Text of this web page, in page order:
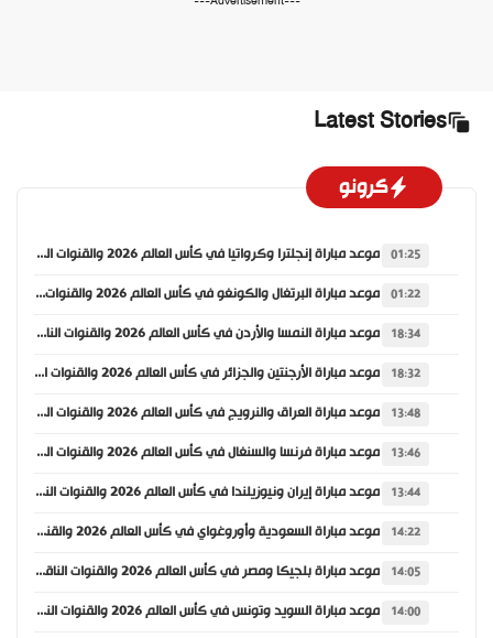
Latest Stories
كرونو
01:25 موعد مباراة إنجلترا وكرواتيا في كأس العالم 2026 والقنوات الناقلة
01:22 موعد مباراة البرتغال والكونغو في كأس العالم 2026 والقنوات الناقلة
18:34 موعد مباراة النمسا والأردن في كأس العالم 2026 والقنوات الناقلة
18:32 موعد مباراة الأرجنتين والجزائر في كأس العالم 2026 والقنوات الناقلة
13:48 موعد مباراة العراق والنرويج في كأس العالم 2026 والقنوات الناقلة
13:46 موعد مباراة فرنسا والسنغال في كأس العالم 2026 والقنوات الناقلة
13:44 موعد مباراة إيران ونيوزيلندا في كأس العالم 2026 والقنوات الناقلة
14:22 موعد مباراة السعودية وأوروغواي في كأس العالم 2026 والقنوات الناقلة
14:05 موعد مباراة بلجيكا ومصر في كأس العالم 2026 والقنوات الناقلة
14:00 موعد مباراة السويد وتونس في كأس العالم 2026 والقنوات الناقلة